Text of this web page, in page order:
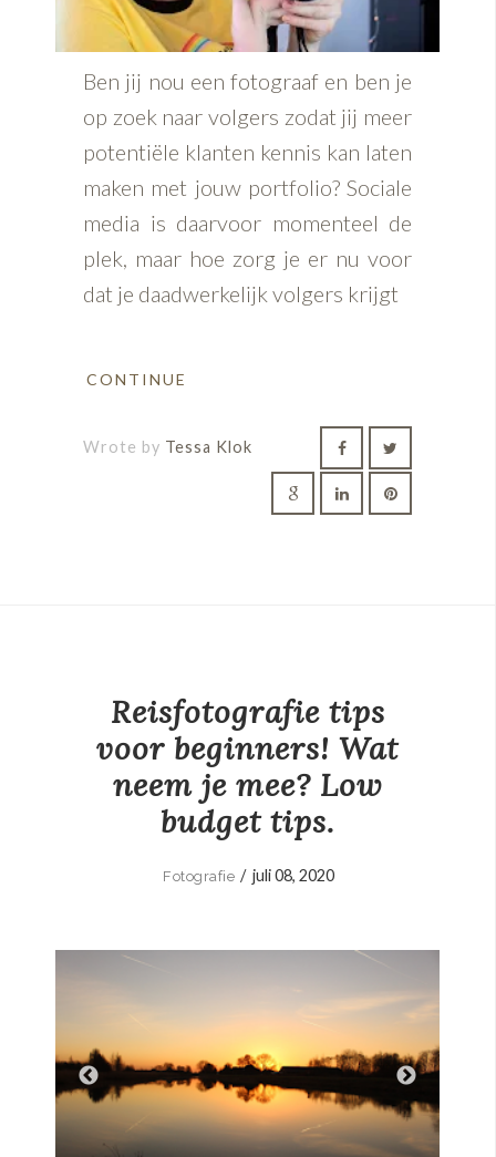
Ben jij nou een fotograaf en ben je
op zoek naar volgers zodat jij meer
potentiële klanten kennis kan laten
maken met jouw portfolio? Sociale
media is daarvoor momenteel de
plek, maar hoe zorg je er nu voor
dat je daadwerkelijk volgers krijgt
CONTINUE
Wrote by Tessa Klok
Reisfotografie tips
voor beginners! Wat
neem je mee? Low
budget tips.
Fotografie /juli 08, 2020